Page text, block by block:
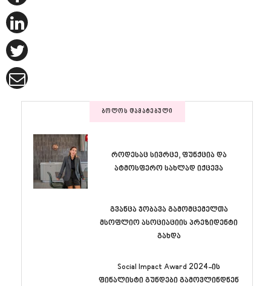
ᲑᲝᲚᲝᲡ ᲓᲐᲛᲐᲢᲔᲑᲣᲚᲘ
როდესაც სივრცე, ფუნქცია და
ატმოსფერო სახლად იქცევა
გვანცა ჯობავა გამომცემელთა
მსოფლიო ასოციაციის პრეზიდენტი
გახდა
Social Impact Award 2024-ის
ფინალისტი გუნდები გამოვლინდნენ